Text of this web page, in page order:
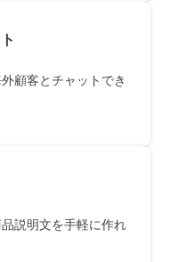
顧客とチャットでき
説明文を手軽に作れ